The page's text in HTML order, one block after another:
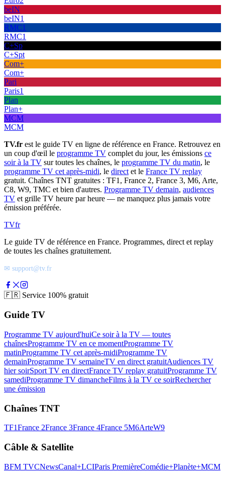
beIN
beIN1
RMC1
RMC1
C+Sp
C+Spt
Com+
Com+
Pari
Paris1
Plan
Plan+
MCM
MCM
TV.fr est le guide TV en ligne de référence en France. Retrouvez en
un coup d'œil le programme TV complet du jour, les émissions ce
soir à la TV sur toutes les chaînes, le programme TV du matin, le
programme TV cet après-midi, le directet le France TV replay
gratuit. Chaînes TNT gratuites : TF1, France 2, France 3, M6, Arte,
C8, W9, TMC et bien d'autres. Programme TV demain, audiences
TV et grille TV heure par heure — ne manquez plus jamais votre
émission préférée.
TVfr
Le guide TV de référence en France. Programmes, direct et replay
de toutes les chaînes gratuitement.
✉ support@tv.fr
🇫🇷 Service 100% gratuit
Guide TV
Programme TV aujourd'huiCe soir à la TV — toutes
chaînesProgramme TV en ce momentProgramme TV
matinProgramme TV cet après-midiProgramme TV
demainProgramme TV semaineTV en direct gratuitAudiences TV
hier soirSport TV en directFrance TV replay gratuitProgramme TV
samediProgramme TV dimancheFilms à la TV ce soirRechercher
une émission
Chaînes TNT
TF1France 2France 3France 4France 5M6ArteW9
Câble & Satellite
BFM TVCNewsCanal+LCIParis PremièreComédie+Planète+MCM